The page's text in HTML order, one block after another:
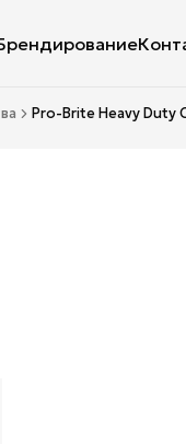
Pro-Brite Heavy